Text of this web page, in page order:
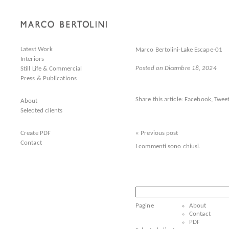
Latest Work
Interiors
Still Life & Commercial
Press & Publications
About
Selected clients
Create PDF
Contact
Marco Bertolini-Lake Escape-01
Posted on Dicembre 18, 2024
Share this article: Facebook,
« Previous post
I commenti sono chiusi.
per:
Pagine
About
Contact
PDF